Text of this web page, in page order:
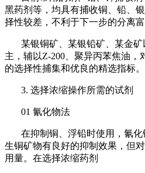
黑药剂等，均具有捕收铜、铅、
择性较差，不利于下一步的分离富
某银铜矿、某银铅矿、某金
主，辅以Z-200、聚异丙苯焦油，
的选择性捕集和优良的精选指标。
3. 选择浓缩操作所需的试剂
01 氰化物法
在抑制铜、浮铅时使用，氰
生铜矿物有良好的抑制效果，但
用量。在选择浓缩药剂